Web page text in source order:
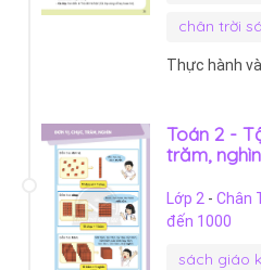
chân trời
Thực hành
Toán 2 -
trăm, nghìn
Lớp 2 - Chân
đến 1000
sách giáo